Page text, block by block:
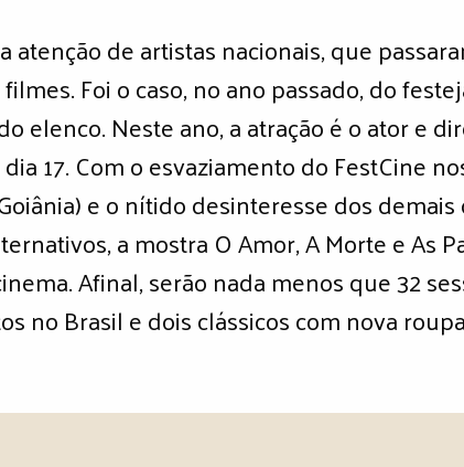
de artistas nacionais, que
Foi o caso, no ano passado, do
elenco. Neste ano, a atração é o ator e
17. Com o esvaziamento do FestCine
e o nítido desinteresse dos
a mostra O Amor, A Morte e As
Afinal, serão nada menos que 32
no Brasil e dois clássicos com nova